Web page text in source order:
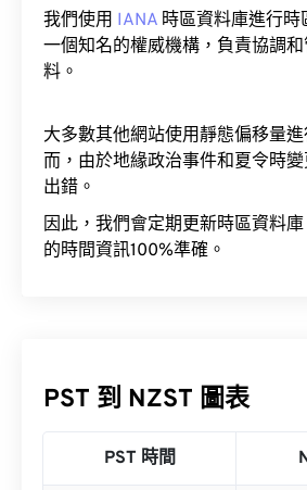
我們使用 IANA 時區資料庫進行
一個知名的權威機構，負責協調
料。
大多數其他網站使用靜態偏移量
而，由於地緣政治事件和夏令時
出錯。
因此，我們會定期更新時區資料
的時間資訊100%準確。
PST 到 NZST 圖表
PST 時間